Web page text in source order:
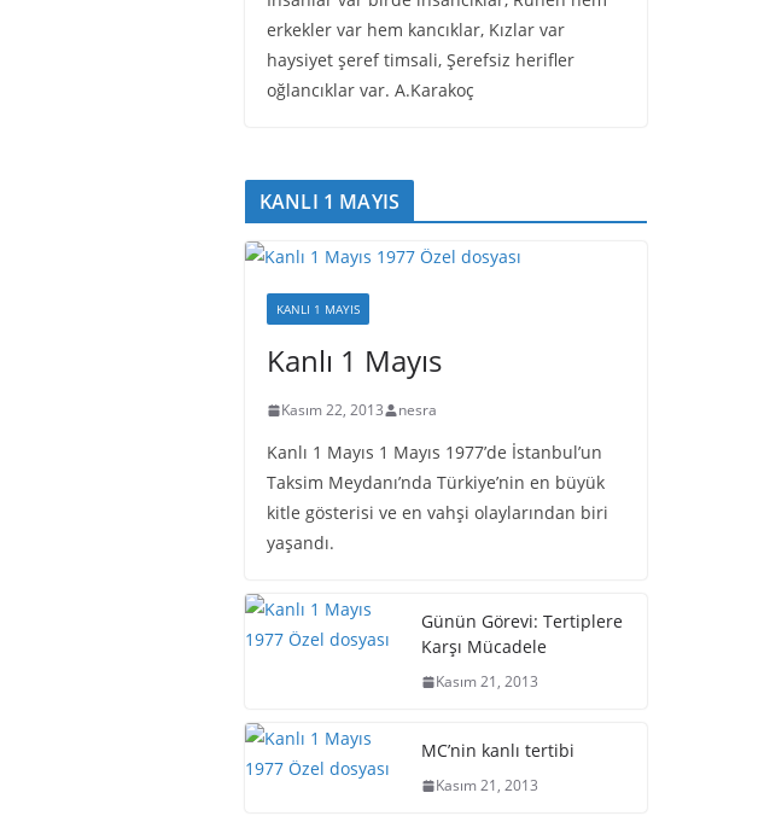
erkekler var hem kancıklar, Kızlar var
haysiyet şeref timsali, Şerefsiz herifler
oğlancıklar var. A.Karakoç
KANLI 1 MAYIS
KANLI 1 MAYIS
Kanlı 1 Mayıs
Kasım 22, 2013 nesra
Kanlı 1 Mayıs 1 Mayıs 1977’de İstanbul’un
Taksim Meydanı’nda Türkiye’nin en büyük
kitle gösterisi ve en vahşi olaylarından biri
yaşandı.
Günün Görevi: Tertiplere
Karşı Mücadele
Kasım 21, 2013
MC’nin kanlı tertibi
Kasım 21, 2013